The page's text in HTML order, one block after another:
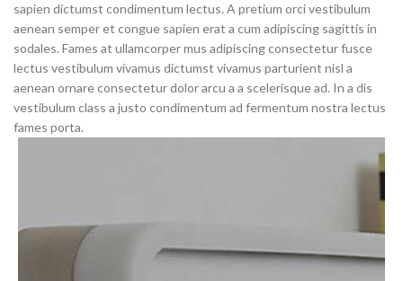
sapien dictumst condimentum lectus. A pretium orci vestibulum
aenean semper et congue sapien erat a cum adipiscing sagittis in
sodales. Fames at ullamcorper mus adipiscing consectetur fusce
lectus vestibulum vivamus dictumst vivamus parturient nisl a
aenean ornare consectetur dolor arcu a a scelerisque ad. In a dis
vestibulum class a justo condimentum ad fermentum nostra lectus
fames porta.